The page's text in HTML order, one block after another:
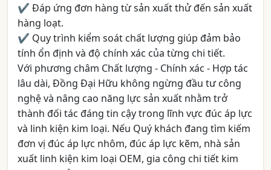
✔ Đáp ứng đơn hàng từ sản xuất thử đến sản xuất
hàng loạt.
✔ Quy trình kiểm soát chất lượng giúp đảm bảo
tính ổn định và độ chính xác của từng chi tiết.
Với phương châm Chất lượng - Chính xác - Hợp tác
lâu dài, Đồng Đại Hữu không ngừng đầu tư công
nghệ và nâng cao năng lực sản xuất nhằm trở
thành đối tác đáng tin cậy trong lĩnh vực đúc áp lực
và linh kiện kim loại. Nếu Quý khách đang tìm kiếm
đơn vị đúc áp lực nhôm, đúc áp lực kẽm, nhà sản
xuất linh kiện kim loại OEM, gia công chi tiết kim